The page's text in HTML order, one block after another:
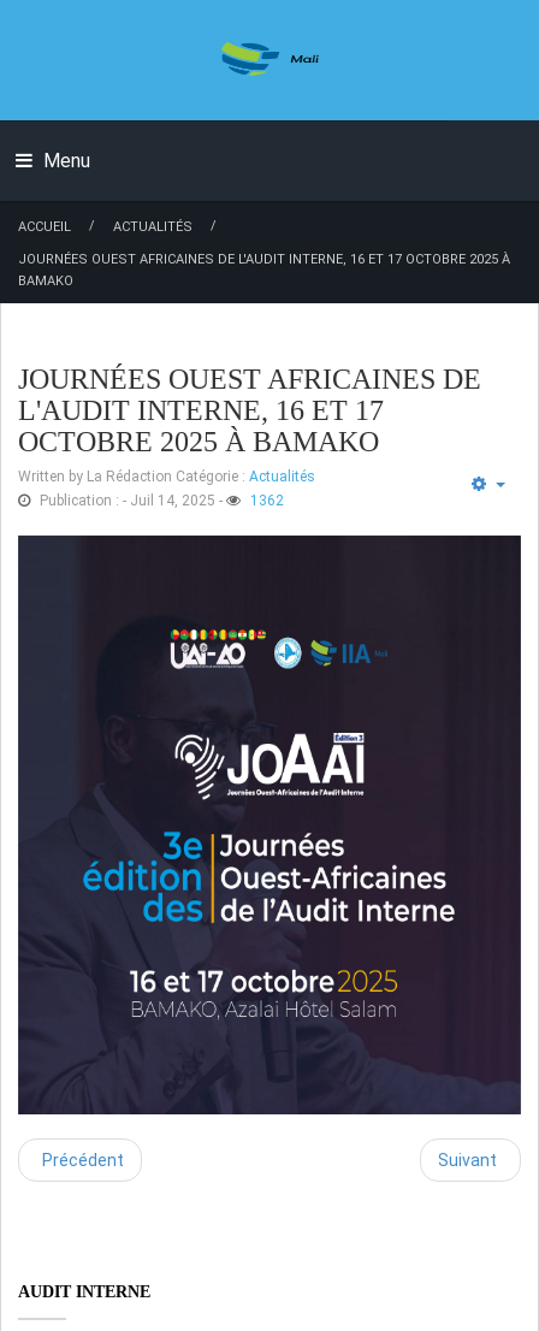
Menu
ACCUEIL / ACTUALITÉS /
JOURNÉES OUEST AFRICAINES DE L'AUDIT INTERNE, 16 ET 17 OCTOBRE 2025 À
BAMAKO
JOURNÉES OUEST AFRICAINES DE
L'AUDIT INTERNE, 16 ET 17
OCTOBRE 2025 À BAMAKO
Written by La Rédaction Catégorie : Actualités
Publication : - Juil 14, 2025 - 1362
Précédent Suivant
AUDIT INTERNE